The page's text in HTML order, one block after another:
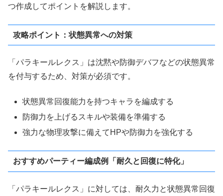
つ作成してポイントを解説します。
攻略ポイント：状態異常への対策
「パラキールレクス」は沈黙や防御デバフなどの状態異常
を付与するため、対策が必須です。
状態異常回復能力を持つキャラを編成する
防御力を上げるスキルや装備を準備する
強力な物理攻撃に備えてHPや防御力を強化する
おすすめパーティー編成例「耐久と回復に特化」
「パラキールレクス」に対しては、耐久力と状態異常回復